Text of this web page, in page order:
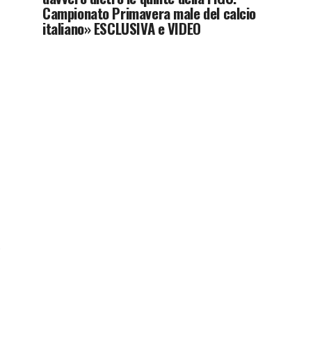
Campionato Primavera male del calcio
italiano» ESCLUSIVA e VIDEO